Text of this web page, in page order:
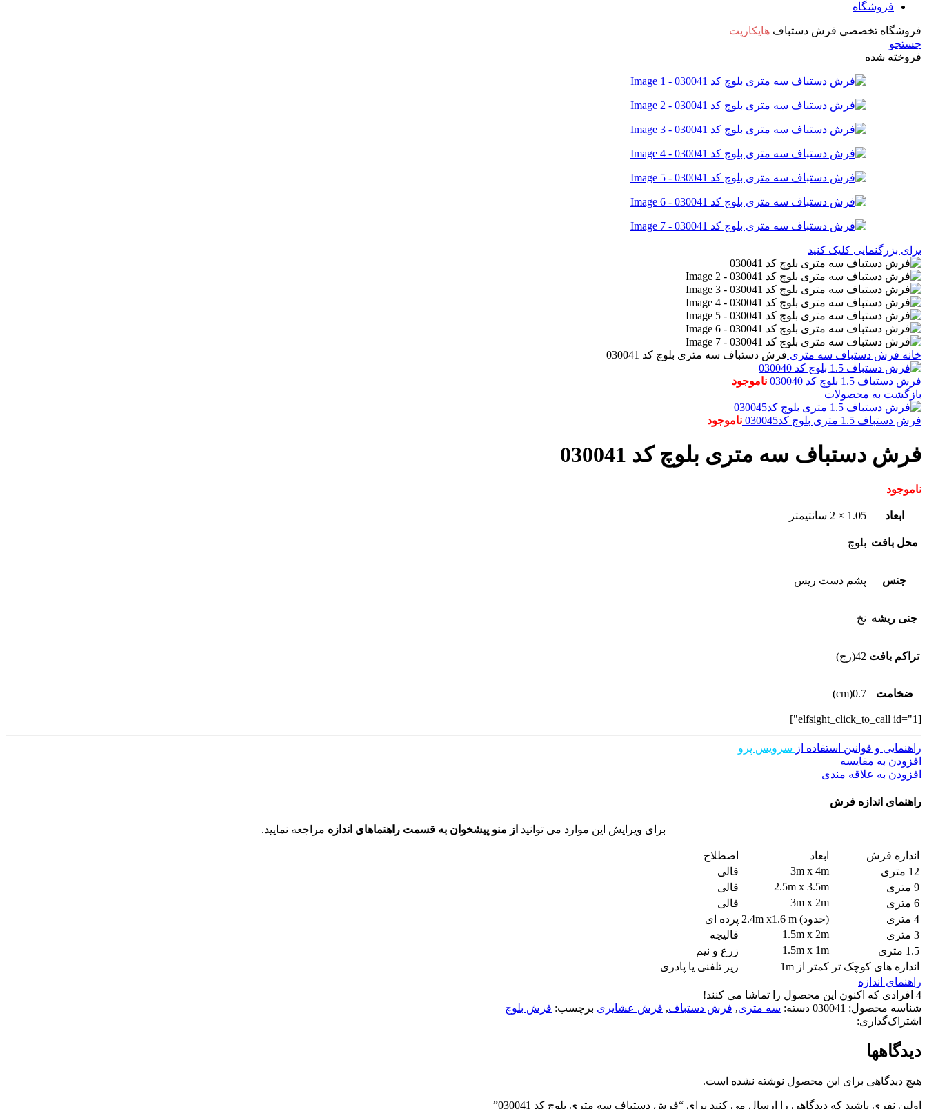
فروشگاه
فروشگاه تخصصی فرش دستباف هایکارپت
جستجو
فروخته شده
برای بزرگنمایی کلیک کنید
خانه فرش دستباف سه متری فرش دستباف سه متری بلوچ کد 030041
فرش دستباف 1.5 بلوچ کد 030040
ناموجود
بازگشت به محصولات
فرش دستباف 1.5 متری بلوچ کد030045 ناموجود
فرش دستباف سه متری بلوچ کد 030041
ناموجود
ابعاد 1.05 × 2 سانتیمتر
محل بافت بلوچ
جنس پشم دست ریس
جنی ریشه نخ
تراکم بافت 42(رج)
ضخامت 0.7(cm)
[elfsight_click_to_call id="1"]
راهنمایی و قوانین استفاده از سرویس پرو
افزودن به مقایسه
افزودن به علاقه مندی
راهنمای اندازه فرش
برای ویرایش این موارد می توانید از منو پیشخوان به قسمت راهنماهای اندازه مراجعه نمایید.
اندازه فرش ابعاد
اصطلاح
12 متری
3m x 4m
قالی
9 متری
2.5m x 3.5m
قالی
6 متری
3m x 2m
قالی
4 متری
(حدود) 2.4m x1.6 m
پرده ای
3 متری
1.5m x 2m
قالیچه
1.5 متری
1.5m x 1m
زرع و نیم
اندازه های کوچک تر کمتر از 1m
زیر تلفنی یا پادری
راهنمای اندازه
4 افرادی که اکنون این محصول را تماشا می کنند!
شناسه محصول: 030041 دسته: سه متری, فرش دستباف, فرش عشایری برچسب: فرش بلوچ
اشتراک‌گذاری:
دیدگاهها
هیچ دیدگاهی برای این محصول نوشته نشده است.
اولین نفری باشید که دیدگاهی را ارسال می کنید برای “فرش دستباف سه متری بلوچ کد 030041”